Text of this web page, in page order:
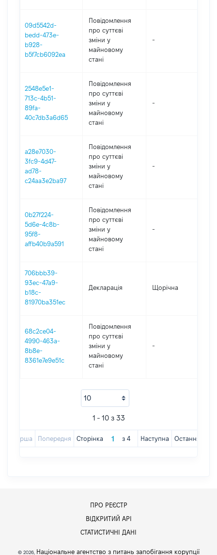
09d5542d-
bedd-473e-
b928-
b5f7cb6092ea
Повідомлення
про суттєві
зміни y
майновому
стані
-
2548e5e1-
713c-4b51-
89fa-
40c7db3a6d65
Повідомлення
про суттєві
зміни y
майновому
стані
-
a28e7030-
3fc9-4d47-
ad78-
c24aa3e2ba97
Повідомлення
про суттєві
зміни y
майновому
стані
-
0b27f224-
5d6e-4c8b-
95f8-
affb40b9a591
Повідомлення
про суттєві
зміни y
майновому
стані
-
706bbb39-
93ec-47a9-
b18c-
81970ba351ec
Декларація Щорічна
68c2ce04-
4990-463a-
8b8e-
8361e7e9e51c
Повідомлення
про суттєві
зміни y
майновому
стані
-
1 - 10 з 33
Перша Попередня Сторінка з 4 Наступна Остання
ПРО РЕЄСТР
ВІДКРИТИЙ АРІ
СТАТИСТИЧНІ ДАНІ
© 2026, Національне агентство з питань запобігання корупції